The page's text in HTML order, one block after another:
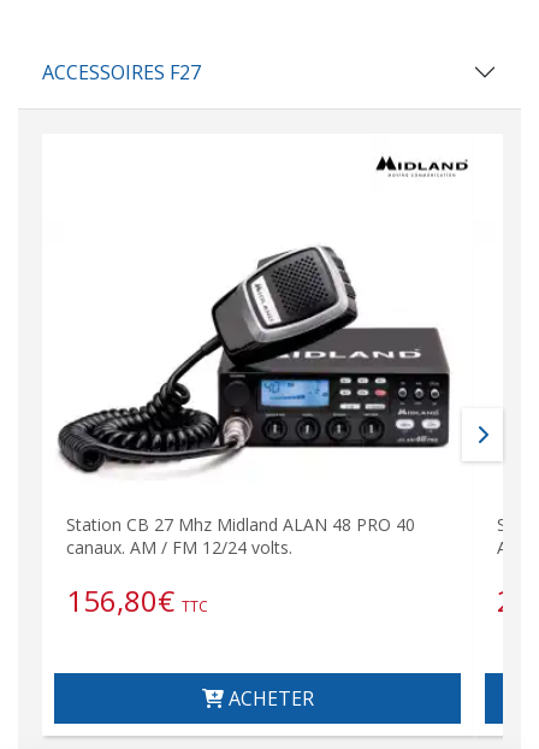
ACCESSOIRES F27
Station CB 27 Mhz Midland ALAN 48 PRO 40
canaux. AM / FM 12/24 volts.
156,80€ TTC
ACHETER
AM/